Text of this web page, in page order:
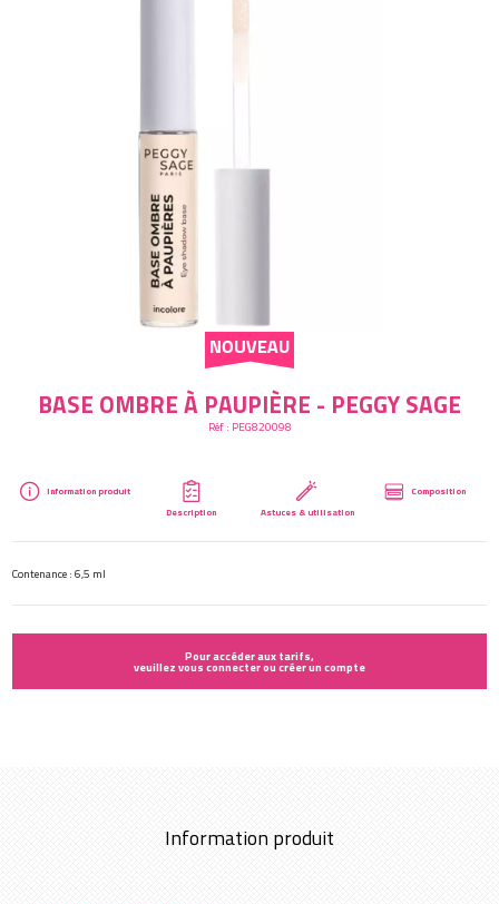
BASE OMBRE À PAUPIÈRE - PEGGY SAGE
Réf : PEG820098
Information produit
Description
Astuces & utilisation
Composition
Contenance : 6,5 ml
Pour accéder aux tarifs,
veuillez vous connecter ou créer un compte
Information produit